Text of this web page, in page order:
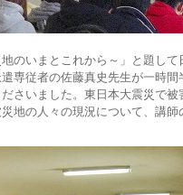
のいまとこれから～」と題し
専従者の佐藤真史先生が一時
さいました。東日本大震災で
地の人々の現況について、講